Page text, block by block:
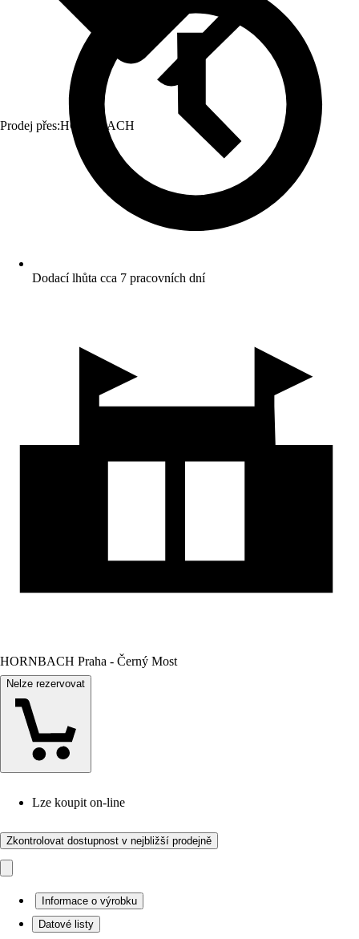
Prodej přes:HORNBACH
Dodací lhůta cca 7 pracovních dní
HORNBACH Praha - Černý Most
Nelze rezervovat
Lze koupit on-line
Zkontrolovat dostupnost v nejbližší prodejně
Informace o výrobku
Datové listy